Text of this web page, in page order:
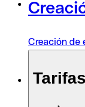
Creación de
Tarifas